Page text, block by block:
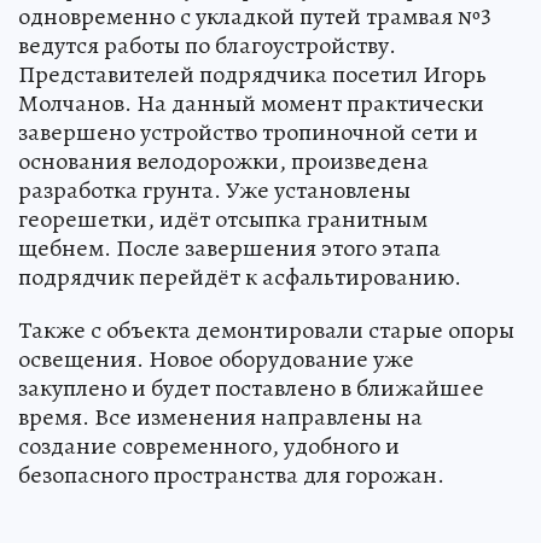
одновременно с укладкой путей трамвая №3
ведутся работы по благоустройству.
Представителей подрядчика посетил Игорь
Молчанов. На данный момент практически
завершено устройство тропиночной сети и
основания велодорожки, произведена
разработка грунта. Уже установлены
георешетки, идёт отсыпка гранитным
щебнем. После завершения этого этапа
подрядчик перейдёт к асфальтированию.
Также с объекта демонтировали старые опоры
освещения. Новое оборудование уже
закуплено и будет поставлено в ближайшее
время. Все изменения направлены на
создание современного, удобного и
безопасного пространства для горожан.